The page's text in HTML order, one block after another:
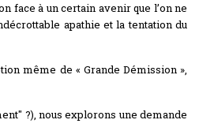
face à un certain avenir que l’on ne
apathie et la tentation du
même de « Grande Démission »,
?), nous explorons une demande